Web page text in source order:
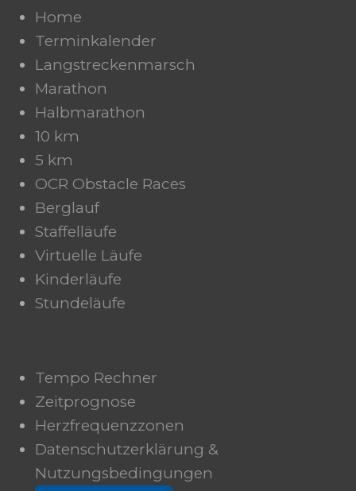
Home
Terminkalender
Langstreckenmarsch
Marathon
Halbmarathon
10 km
5 km
OCR Obstacle Races
Berglauf
Staffelläufe
Virtuelle Läufe
Kinderläufe
Stundeläufe
Tempo Rechner
Zeitprognose
Herzfrequenzzonen
Datenschutzerklärung &
Nutzungsbedingungen